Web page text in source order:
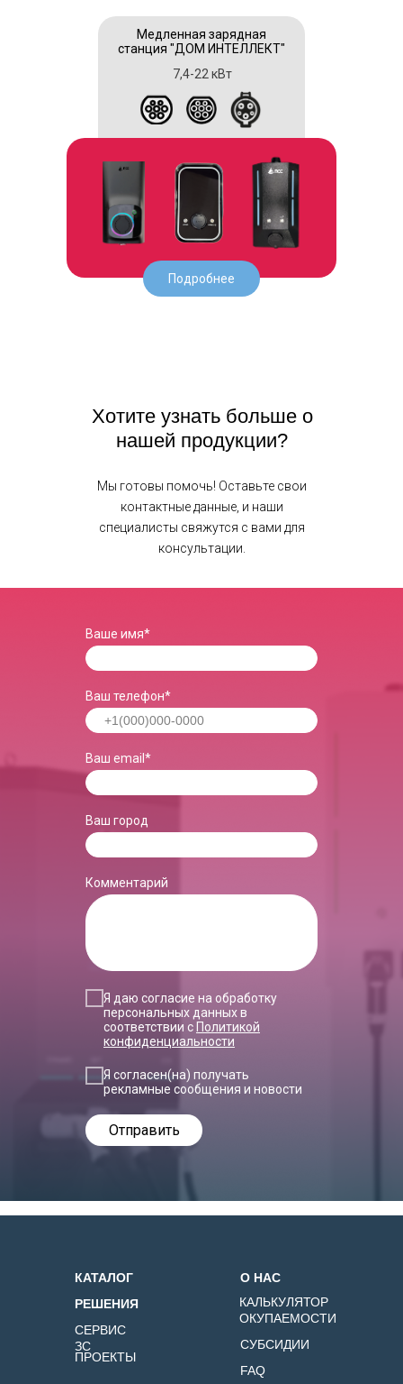
Медленная зарядная
станция "ДОМ ИНТЕЛЛЕКТ"
7,4-22 кВт
Подробнее
Хотите узнать больше о
нашей продукции?
Мы готовы помочь! Оставьте свои
контактные данные, и наши
специалисты свяжутся с вами для
консультации.
Ваше имя*
Ваш телефон*
Ваш еmail*
Ваш город
Комментарий
Я даю согласие на обработку
персональных данных в
соответствии сПолитикой
конфиденциальности
Я согласен(на) получать
рекламные сообщения и новости
Отправить
КАЛЬКУЛЯТОР
ОКУПАЕМОСТИ
О НАС
FAQ
ПРОЕКТЫ
СУБСИДИИ
СЕРВИС
ЗС
КАТАЛОГ
РЕШЕНИЯ